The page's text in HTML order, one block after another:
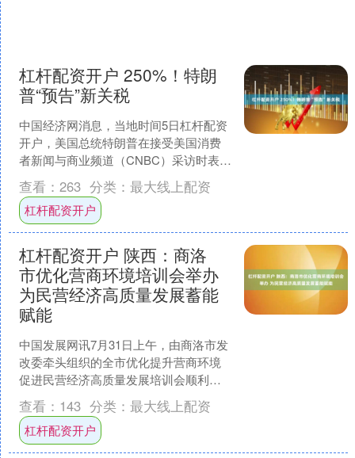
杠杆配资开户 250%！特朗
普“预告”新关税
中国经济网消息，当地时间5日杠杆配资
开户，美国总统特朗普在接受美国消费
者新闻与商业频道（CNBC）采访时表
示，美国将首先对进口药品征收“小额关
税”，并在一年左右....
查看： 263 分类： 最大线上配资
杠杆配资开户
杠杆配资开户 陕西：商洛
市优化营商环境培训会举办
为民营经济高质量发展蓄能
赋能
中国发展网讯7月31日上午，由商洛市发
改委牵头组织的全市优化提升营商环境
促进民营经济高质量发展培训会顺利召
开。本次培训特邀陕西省发改委民营经
济发展局二级调研员赵....
查看： 143 分类： 最大线上配资
杠杆配资开户